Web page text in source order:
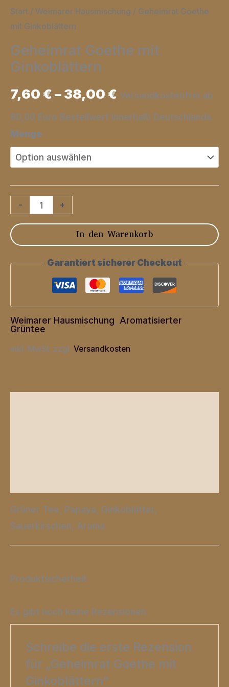
Start / Weimarer Hausmischung / Geheimrat Goethe
mit Ginkoblättern
Geheimrat Goethe mit
Ginkoblättern
7,60€–38,00€ Versandkostenfrei ab
80,00 Euro Bestellwert innerhalb Deutschlands.
Menge
-
Geheimrat
mit
Menge
+
In den Warenkorb
Garantiert sicherer Checkout
Weimarer Hausmischung Aromatisierter
Grüntee
inkl. MwSt. zzgl. Versandkosten
Grüner Tee, Papaya, Ginkoblätter,
Sauerkirschen, Aroma
Produktsicherheit
Es gibt noch keine Rezensionen.
Schreibe die erste Rezension
für „Geheimrat Goethe mit
Ginkoblättern“